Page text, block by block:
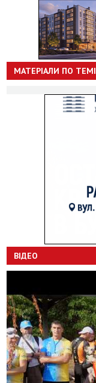
МАТЕРІАЛИ ПО ТЕМІ
ВІДЕО